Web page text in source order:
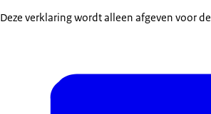
Deze verklaring wordt alleen afgeven voor de